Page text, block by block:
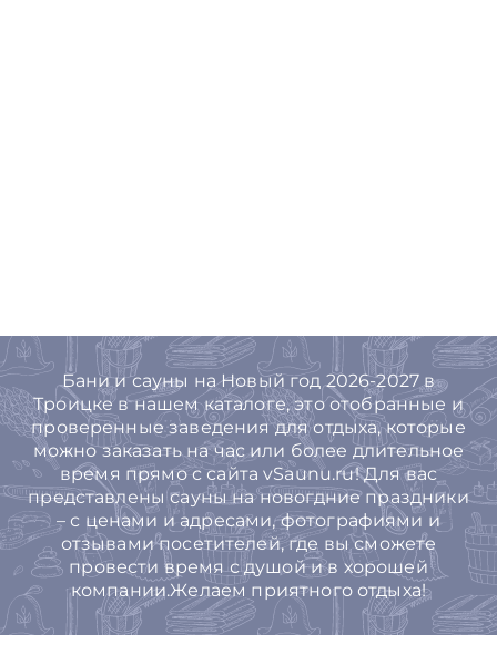
Бани и сауны на Новый год 2026-2027 в
Троицке в нашем каталоге, это отобранные и
проверенные заведения для отдыха, которые
можно заказать на час или более длительное
время прямо с сайта vSaunu.ru! Для вас
представлены сауны на новогдние праздники
– с ценами и адресами, фотографиями и
отзывами посетителей, где вы сможете
провести время с душой и в хорошей
компании.Желаем приятного отдыха!